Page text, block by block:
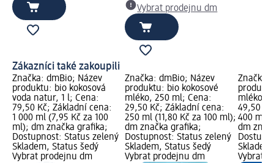
Vybrat prodejnu dm
Zákazníci také zakoupili
Značka: dmBio; Název
produktu: bio kokosová
voda natur, 1 l; Cena:
79,50 Kč; Základní cena:
1 000 ml (7,95 Kč za 100
ml); dm značka grafika;
Dostupnost: Status zelený
Skladem, Status šedý
Vybrat prodejnu dm
Značka: dmBio; Název
produktu: bio kokosové
mléko, 250 ml; Cena:
29,50 Kč; Základní cena:
250 ml (11,80 Kč za 100 ml);
dm značka grafika;
Dostupnost: Status zelený
Skladem, Status šedý
Vybrat prodejnu dm
Značka:
mléko,
49,50
400 ml
dm
Vybrat